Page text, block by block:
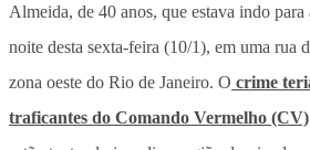
Almeida, de 40 anos, que estava indo
noite desta sexta-feira (10/1), em uma rua
zona oeste do Rio de Janeiro. O crime
traficantes do Comando Vermelho (CV)